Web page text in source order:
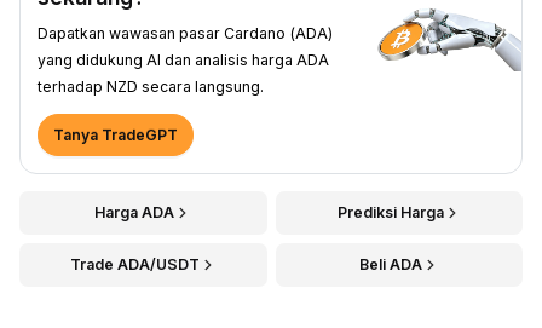
Dapatkan wawasan pasar Cardano (ADA)
yang didukung AI dan analisis harga ADA
terhadap NZD secara langsung.
Tanya TradeGPT
Harga ADA Prediksi Harga
Trade ADA/USDT Beli ADA